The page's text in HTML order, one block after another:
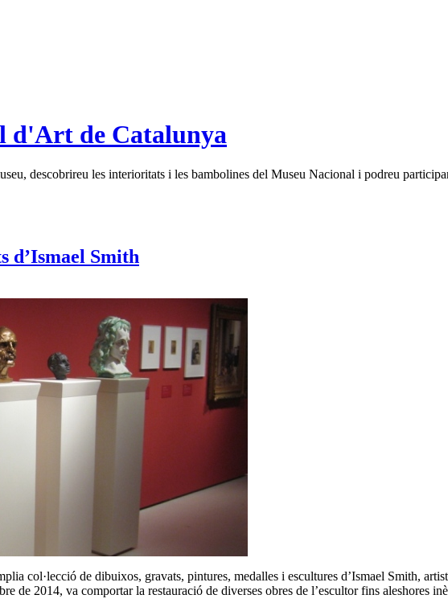
d'Art de Catalunya
descobrireu les interioritats i les bambolines del Museu Nacional i podreu
d’Ismael Smith
col·lecció de dibuixos, gravats, pintures, medalles i escultures d’Ismael Smith,
de 2014, va comportar la restauració de diverses obres de l’escultor fins aleshores